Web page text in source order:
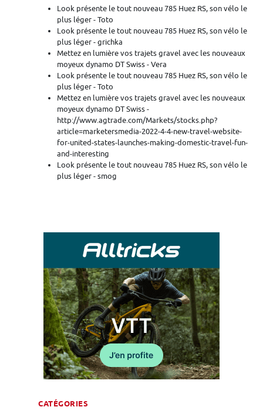
Look présente le tout nouveau 785 Huez RS, son vélo le
plus léger - Toto
Look présente le tout nouveau 785 Huez RS, son vélo le
plus léger - grichka
Mettez en lumière vos trajets gravel avec les nouveaux
moyeux dynamo DT Swiss - Vera
Look présente le tout nouveau 785 Huez RS, son vélo le
plus léger - Toto
Mettez en lumière vos trajets gravel avec les nouveaux
moyeux dynamo DT Swiss -
http://www.agtrade.com/Markets/stocks.php?
article=marketersmedia-2022-4-4-new-travel-website-
for-united-states-launches-making-domestic-travel-fun-
and-interesting
Look présente le tout nouveau 785 Huez RS, son vélo le
plus léger - smog
CATÉGORIES